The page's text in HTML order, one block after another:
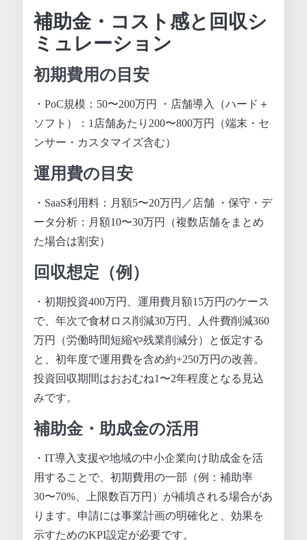
補助金・コスト感と回収シ
ミュレーション
初期費用の目安
・PoC規模：50〜200万円 ・店舗導入（ハード＋
ソフト）：1店舗あたり200〜800万円（端末・セ
ンサー・カスタマイズ含む）
運用費の目安
・SaaS利用料：月額5〜20万円／店舗 ・保守・デ
ータ分析：月額10〜30万円（複数店舗をまとめ
た場合は割安）
回収想定（例）
・初期投資400万円、運用費月額15万円のケース
で、年次で食材ロス削減30万円、人件費削減360
万円（労働時間短縮や残業削減分）と仮定する
と、初年度で運用費を含め約+250万円の改善。
投資回収期間はおおむね1〜2年程度となる見込
みです。
補助金・助成金の活用
・IT導入支援や地域の中小企業向け助成金を活
用することで、初期費用の一部（例：補助率
30〜70%、上限数百万円）が補填される場合があ
ります。申請には事業計画の明確化と、効果を
示すためのKPI設定が必要です。